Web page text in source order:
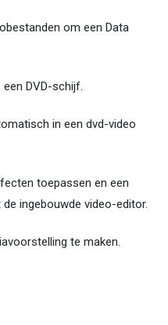
om een ​​Data
DVD-schijf.
in een dvd-video
toepassen en een
ingebouwde video-editor.
te maken.